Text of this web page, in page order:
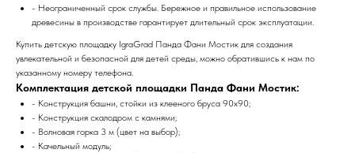
- Неограниченный срок службы. Бережное и правильное использование
древесины в производстве гарантирует длительный срок эксплуатации.
Купить детскую площадку IgraGrad Панда Фани Мостик для создания
увлекательной и безопасной для детей среды, можно обратившись к нам по
указанному номеру телефона.
Комплектация детской площадки Панда Фани Мостик:
- Конструкция башни, стойки из клееного бруса 90х90;
- Конструкция скалодром с камнями;
- Волновая горка 3 м (цвет на выбор);
- Качельный модуль;